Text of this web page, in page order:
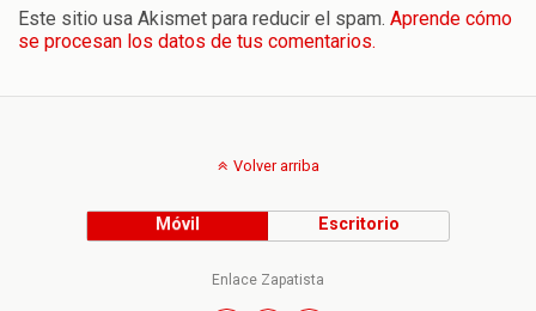
Este sitio usa Akismet para reducir el spam. Aprende cómo
se procesan los datos de tus comentarios.
Volver arriba
Móvil Escritorio
Enlace Zapatista